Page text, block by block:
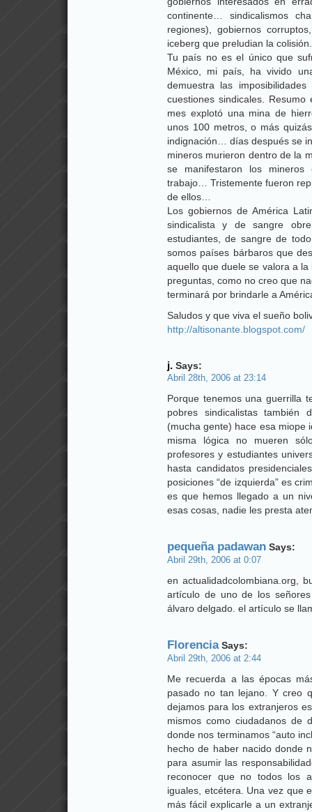
continente… sindicalismos
regiones), gobiernos
iceberg que preludian la colisión.
Tu país no es el único que
México, mi país, ha vivido
demuestra las
cuestiones sindicales.
mes explotó una mina de
unos 100 metros, o más
indignación… días después se
mineros murieron dentro de la
se manifestaron los
trabajo… Tristemente fueron
de ellos…
Los gobiernos de América
sindicalista y de sangre
estudiantes, de sangre de
somos países bárbaros que
aquello que duele se valora a
preguntas, como no creo que
terminará por brindarle a
Saludos y que viva el sueño
http://altisonante.blogspot.com/
j. Says:
Abril 28th, 2006 at 23:14
Porque tenemos una guerrilla
pobres sindicalistas también
(mucha gente) hace esa miope
misma lógica no mueren
profesores y estudiantes
hasta candidatos
posiciones “de izquierda” es
es que hemos llegado a un
esas cosas, nadie les presta
pequeña padawan Says:
Abril 29th, 2006 at 0:07
en actualidadcolombiana.org,
artículo de uno de los
álvaro delgado. el artículo se
FlorenciaSays:
Abril 29th, 2006 at 2:44
Me recuerda a las épocas
pasado no tan lejano. Y creo
dejamos para los extranjeros
mismos como ciudadanos de
donde nos terminamos “auto
hecho de haber nacido donde
para asumir las
reconocer que no todos los
iguales, etcétera. Una vez que
más fácil explicarle a un